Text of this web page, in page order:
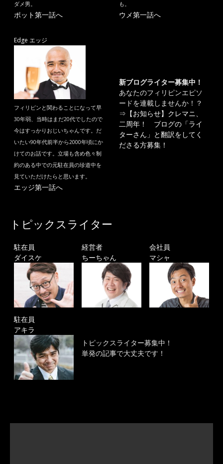
ダメ男。
ポット第一話へ
も。
ウメ第一話へ
Edge エッジ
フィリピンと関わることになって早
30年弱、当時はまだ20代でしたので
今はすっかりおじいちゃんです。だ
いたい90年代前半から2000年頃にか
けてのお話です。立場も含め色々制
約のある中での元駐在員の珍道中を
見ていただけたらと思います。
エッジ第一話へ
新ブログライター募集中！
あなたのフィリピンエピソ
ードを連載しませんか！？
⇒ 【お知らせ】クレマニ、
二周年！ ブログの「ライ
ターさん」と翻訳をしてく
ださる方募集！
トピックスライター
駐在員
ダイスケ
経営者
ちーちゃん
会社員
マシャ
駐在員
アキラ
トピックスライター募集中！
単発の記事で大丈夫です！